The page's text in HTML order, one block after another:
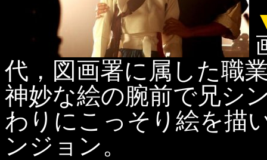
代，図画署に属した職
神妙な絵の腕前で兄シ
わりにこっそり絵を描
ンジョン。